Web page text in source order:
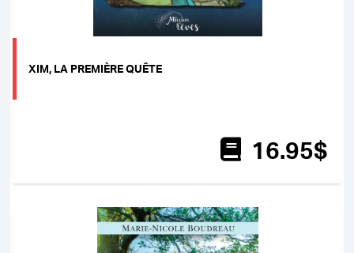
XIM, LA PREMIÈRE QUÊTE
16.95$